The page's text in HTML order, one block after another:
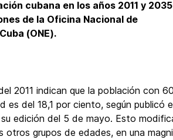
cubana en los años 2011 y
de la Oficina Nacional de
(ONE).
2011 indican que la población con
es del 18,1 por ciento, según publicó
edición del 5 de mayo. Esto
otros grupos de edades, en una